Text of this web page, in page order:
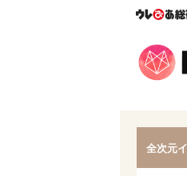
全次元